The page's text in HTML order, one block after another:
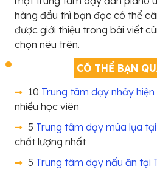
hàng đầu thì bạn đọc có thể
được giới thiệu trong bài viết
chọn nêu trên.
CÓ THỂ BẠN
10 Trung tâm dạy nhảy hiện
nhiều học viên
5 Trung tâm dạy múa lụa tại
chất lượng nhất
5 Trung tâm dạy nấu ăn tại